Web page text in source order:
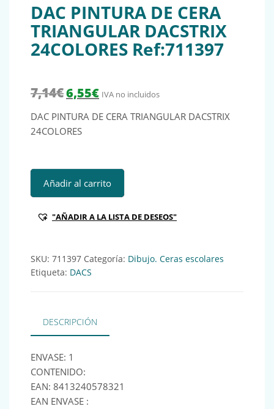
DAC PINTURA DE CERA
TRIANGULAR DACSTRIX
24COLORES Ref:711397
7,14€ El precio original era: 7,14€.
6,55€El precio actual es: 6,55€.
IVA no incluidos
DAC PINTURA DE CERA TRIANGULAR DACSTRIX
24COLORES
Añadir al carrito
"AÑADIR A LA LISTA DE DESEOS"
SKU: 711397 Categoría: Dibujo. Ceras escolares
Etiqueta: DACS
DESCRIPCIÓN
ENVASE: 1
CONTENIDO:
EAN: 8413240578321
EAN ENVASE :